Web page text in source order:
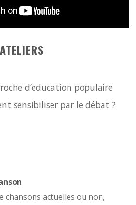
d’éducation populaire
sensibiliser par le débat ?
chansons actuelles ou non,